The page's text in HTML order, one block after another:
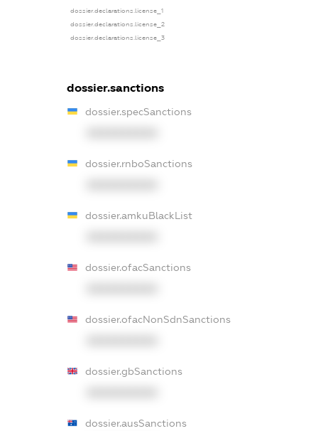
dossier.declarations.license_1
dossier.declarations.license_2
dossier.declarations.license_3
dossier.sanctions
dossier.specSanctions
dossier.rnboSanctions
dossier.amkuBlackList
dossier.ofacSanctions
dossier.ofacNonSdnSanctions
dossier.gbSanctions
dossier.ausSanctions